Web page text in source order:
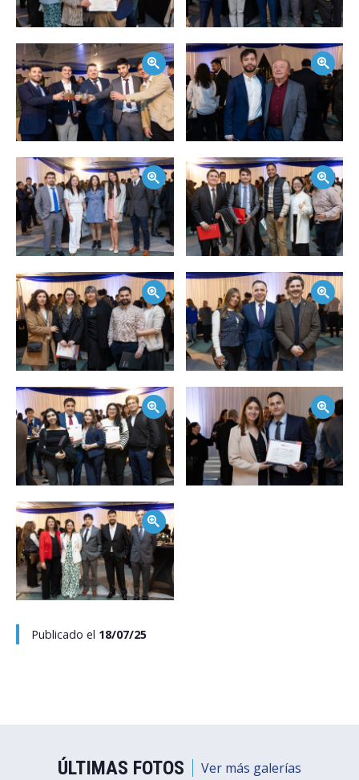
Zoom Zoom
Zoom Zoom
Zoom Zoom
Zoom Zoom
Zoom
Publicado el 18/07/25
ÚLTIMAS FOTOS Ver más galerías